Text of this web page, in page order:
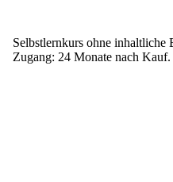
Selbstlernkurs ohne inhaltliche
Zugang: 24 Monate nach Kauf.